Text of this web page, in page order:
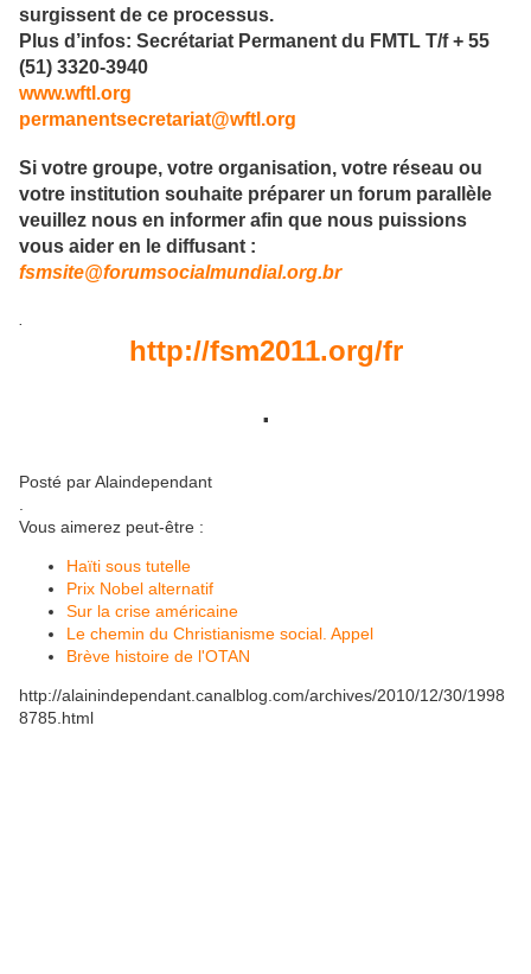
surgissent de ce processus.
Plus d’infos: Secrétariat Permanent du FMTL T/f + 55
(51) 3320-3940
www.wftl.org
permanentsecretariat@wftl.org
Si votre groupe, votre organisation, votre réseau ou
votre institution souhaite préparer un forum parallèle
veuillez nous en informer afin que nous puissions
vous aider en le diffusant :
fsmsite@forumsocialmundial.org.br
http://fsm2011.org/fr
.
Posté par Alaindependant
Vous aimerez peut-être :
Haïti sous tutelle
Prix Nobel alternatif
Sur la crise américaine
Le chemin du Christianisme social. Appel
Brève histoire de l'OTAN
http://alainindependant.canalblog.com/archives/2010/12/30/1998
8785.html